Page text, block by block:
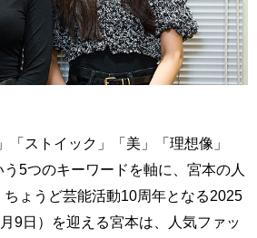
「ストイック」「美」「理想像」
う5つのキーワードを軸に、宮本の人
ょうど芸能活動10周年となる2025
9日）を迎える宮本は、人気ファッ